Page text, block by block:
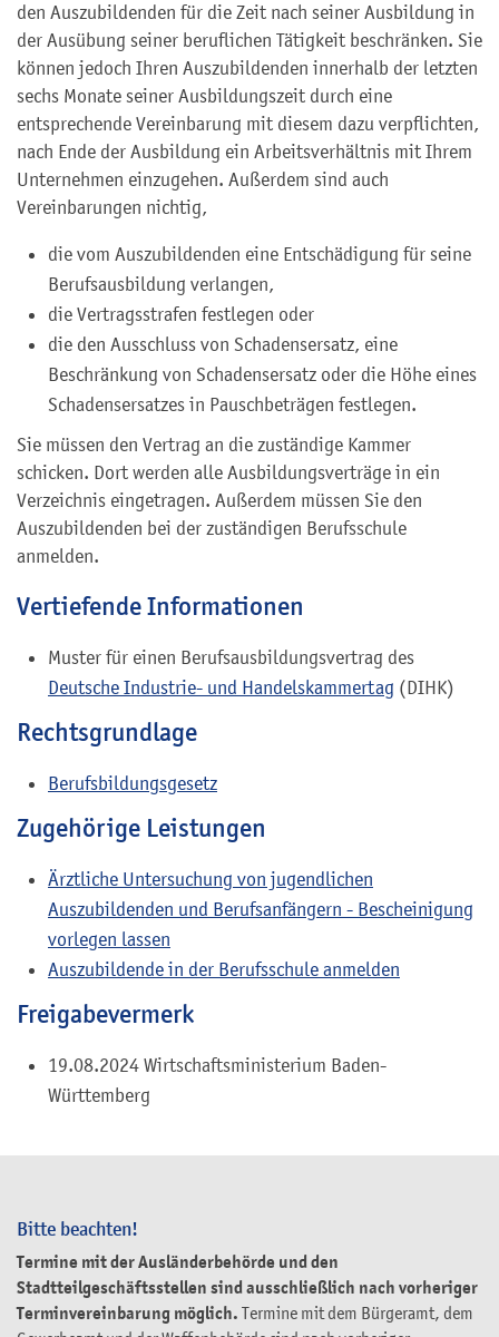
Bitte beachten!
Termine mit der Ausländerbehörde und den
Stadtteilgeschäftsstellen sind ausschließlich nach vorheriger
Terminvereinbarung möglich. Termine mit dem Bürgeramt, dem
den Auszubildenden für die Zeit nach seiner Ausbildung in
der Ausübung seiner beruflichen Tätigkeit beschränken. Sie
können jedoch Ihren Auszubildenden innerhalb der letzten
sechs Monate seiner Ausbildungszeit durch eine
entsprechende Vereinbarung mit diesem dazu verpflichten,
nach Ende der Ausbildung ein Arbeitsverhältnis mit Ihrem
Unternehmen einzugehen. Außerdem sind auch
Vereinbarungen nichtig,
die vom Auszubildenden eine Entschädigung für seine
Berufsausbildung verlangen,
die Vertragsstrafen festlegen oder
die den Ausschluss von Schadensersatz, eine
Beschränkung von Schadensersatz oder die Höhe eines
Schadensersatzes in Pauschbeträgen festlegen.
Sie müssen den Vertrag an die zuständige Kammer
schicken. Dort werden alle Ausbildungsverträge in ein
Verzeichnis eingetragen. Außerdem müssen Sie den
Auszubildenden bei der zuständigen Berufsschule
anmelden.
Vertiefende Informationen
Muster für einen Berufsausbildungsvertrag des
Deutsche Industrie- und Handelskammertag (DIHK)
Rechtsgrundlage
Berufsbildungsgesetz
Zugehörige Leistungen
Ärztliche Untersuchung von jugendlichen
Auszubildenden und Berufsanfängern - Bescheinigung
vorlegen lassen
Auszubildende in der Berufsschule anmelden
Freigabevermerk
19.08.2024 Wirtschaftsministerium Baden-
Württemberg